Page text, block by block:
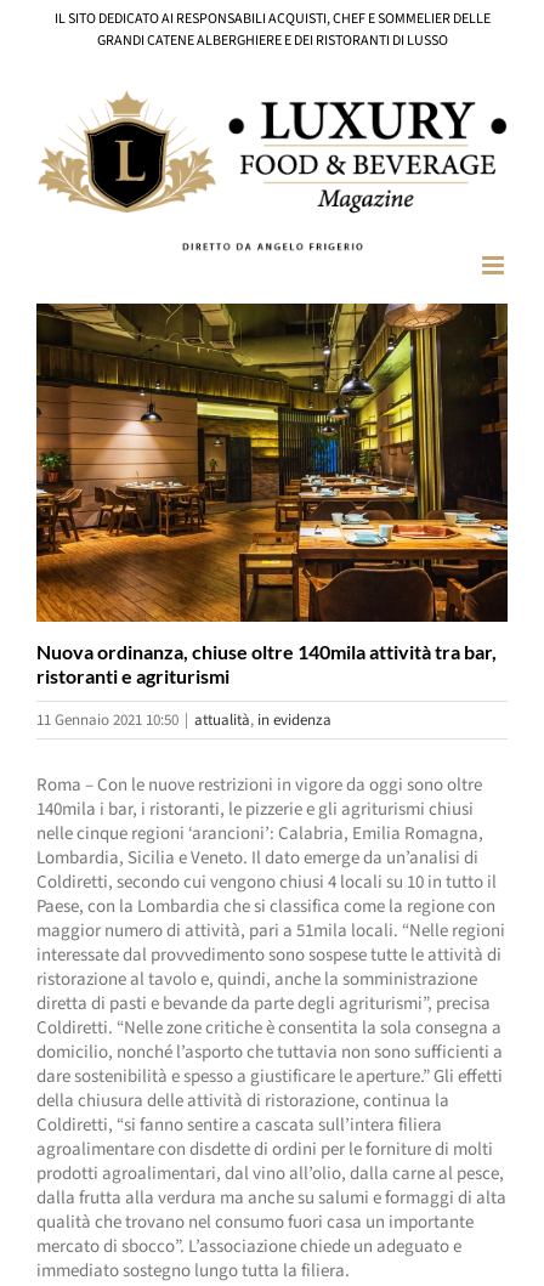
IL SITO DEDICATO AI RESPONSABILI ACQUISTI, CHEF E SOMMELIER DELLE
GRANDI CATENE ALBERGHIERE E DEI RISTORANTI DI LUSSO
Ingrandisci
immagine
Nuova ordinanza, chiuse oltre 140mila attività tra bar,
ristoranti e agriturismi
11 Gennaio 2021 10:50 | attualità, in evidenza
Roma – Con le nuove restrizioni in vigore da oggi sono oltre
140mila i bar, i ristoranti, le pizzerie e gli agriturismi chiusi
nelle cinque regioni ‘arancioni’: Calabria, Emilia Romagna,
Lombardia, Sicilia e Veneto. Il dato emerge da un’analisi di
Coldiretti, secondo cui vengono chiusi 4 locali su 10 in tutto il
Paese, con la Lombardia che si classifica come la regione con
maggior numero di attività, pari a 51mila locali. “Nelle regioni
interessate dal provvedimento sono sospese tutte le attività di
ristorazione al tavolo e, quindi, anche la somministrazione
diretta di pasti e bevande da parte degli agriturismi”, precisa
Coldiretti. “Nelle zone critiche è consentita la sola consegna a
domicilio, nonché l’asporto che tuttavia non sono sufficienti a
dare sostenibilità e spesso a giustificare le aperture.” Gli effetti
della chiusura delle attività di ristorazione, continua la
Coldiretti, “si fanno sentire a cascata sull’intera filiera
agroalimentare con disdette di ordini per le forniture di molti
prodotti agroalimentari, dal vino all’olio, dalla carne al pesce,
dalla frutta alla verdura ma anche su salumi e formaggi di alta
qualità che trovano nel consumo fuori casa un importante
mercato di sbocco”. L’associazione chiede un adeguato e
immediato sostegno lungo tutta la filiera.